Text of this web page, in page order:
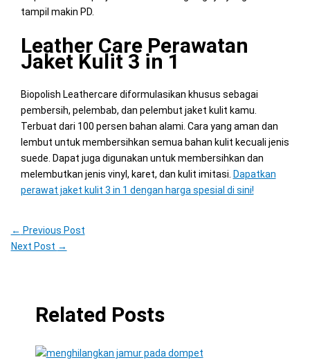
tampil makin PD.
Leather Care Perawatan
Jaket Kulit 3 in 1
Biopolish Leathercare diformulasikan khusus sebagai
pembersih, pelembab, dan pelembut jaket kulit kamu.
Terbuat dari 100 persen bahan alami. Cara yang aman dan
lembut untuk membersihkan semua bahan kulit kecuali jenis
suede. Dapat juga digunakan untuk membersihkan dan
melembutkan jenis vinyl, karet, dan kulit imitasi. Dapatkan
perawat jaket kulit 3 in 1 dengan harga spesial di sini!
← Previous Post
Next Post →
Related Posts